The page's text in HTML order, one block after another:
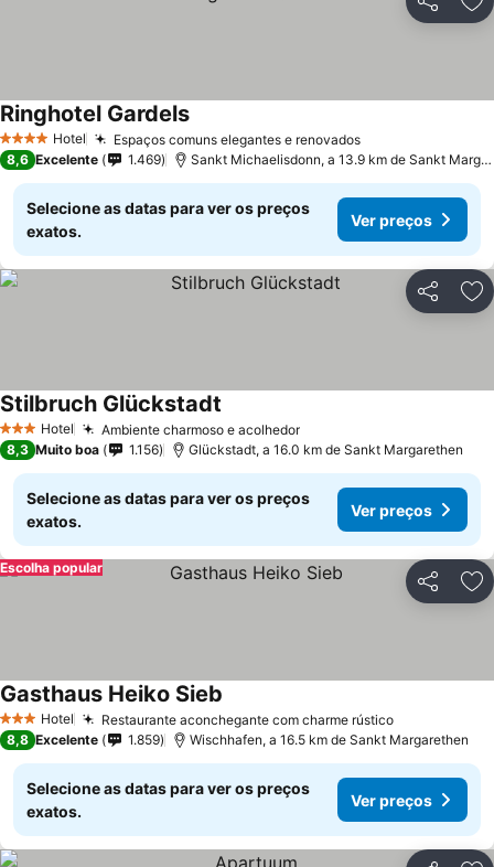
Partilhar
4 EstrelasHotel Espaços comuns elegantes e renovados
Ringhotel Gardels
8,6 Excelente 1.469 Sankt Michaelisdonn, a 13.9 km de Sankt Margarethen
Selecione as datas para ver os preços
exatos.
Ver preços
Partilhar
3 EstrelasHotel Ambiente charmoso e acolhedor
Stilbruch Glückstadt
8,3 Muito boa 1.156 Glückstadt, a 16.0 km de Sankt Margarethen
Selecione as datas para ver os preços
exatos.
Ver preços
Partilhar
Escolha popular
3 EstrelasHotel Restaurante aconchegante com charme rústico
Gasthaus Heiko Sieb
8,8 Excelente 1.859 Wischhafen, a 16.5 km de Sankt Margarethen
Selecione as datas para ver os preços
exatos.
Ver preços